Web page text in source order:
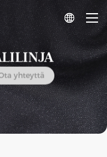

yhteyttä